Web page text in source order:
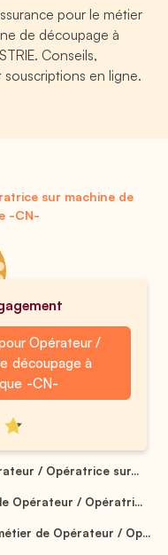
pour le métier
de découpage à
Conseils,
en ligne.
sur machine de
-CN-
Opérateur /
découpage à
-CN-
/ Opératrice sur...
Opérateur / Opératri...
de Opérateur / Op...